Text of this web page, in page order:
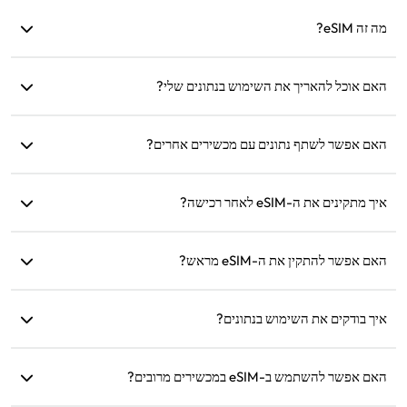
מה זה eSIM?
והתקנה, תוכל להשתמש בו כדי להתחבר לאינטרנט.
האם אוכל להאריך את השימוש בנתונים שלי?
שהתוכנית הנוכחית תפוג.
האם אפשר לשתף נתונים עם מכשירים אחרים?
הנתונים יהיה זהה לזה שבטלפון שלך.
איך מתקינים את ה-eSIM לאחר רכישה?
האם אפשר להתקין את ה-eSIM מראש?
להפעילו ולהשתמש בו מיידית עם ההגעה.
איך בודקים את השימוש בנתונים?
האם אפשר להשתמש ב-eSIM במכשירים מרובים?